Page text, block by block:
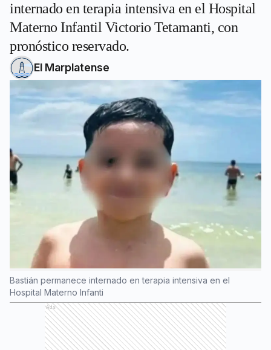
internado en terapia intensiva en el Hospital
Materno Infantil Victorio Tetamanti, con
pronóstico reservado.
El Marplatense
Bastián permanece internado en terapia intensiva en el
Hospital Materno Infanti
Ads